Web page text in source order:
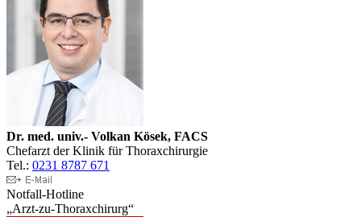
Dr. med. univ.- Volkan Kösek, FACS
Chefarzt der Klinik für Thoraxchirurgie
Tel.: 0231 8787 671
Notfall-Hotline
„Arzt-zu-Thoraxchirurg“